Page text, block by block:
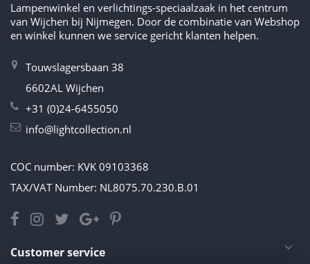
Lampenwinkel en verlichtings-speciaalzaak in het centrum
van Wijchen bij Nijmegen. Door de combinatie van Webshop
en winkel kunnen we service gericht klanten helpen.
Touwslagersbaan 38
6602AL Wijchen
+31 (0)24-6455050
info@lightcollection.nl
COC number: KVK 09103368
TAX/VAT Number: NL8075.70.230.B.01
Customer service